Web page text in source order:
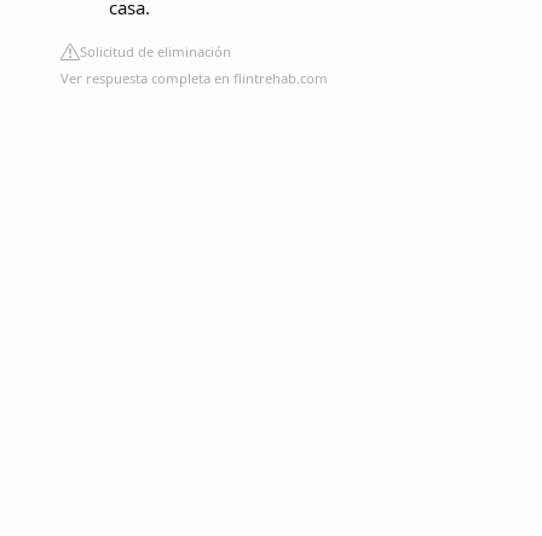
casa.
Solicitud de eliminación
Ver respuesta completa en flintrehab.com